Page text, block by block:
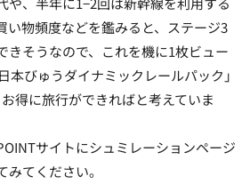
い物頻度などを鑑みると、ステージ3
きそうなので、これを機に1枚ビュー
本びゅうダイナミックレールパック」
得に旅行ができればと考えていま
サイトにシュミレーションページ
てください。